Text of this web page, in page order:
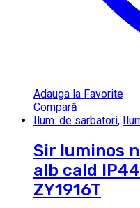
Adauga la Favorite
Compară
Ilum. de sarbatori,
Sir luminos
alb cald
ZY1916T